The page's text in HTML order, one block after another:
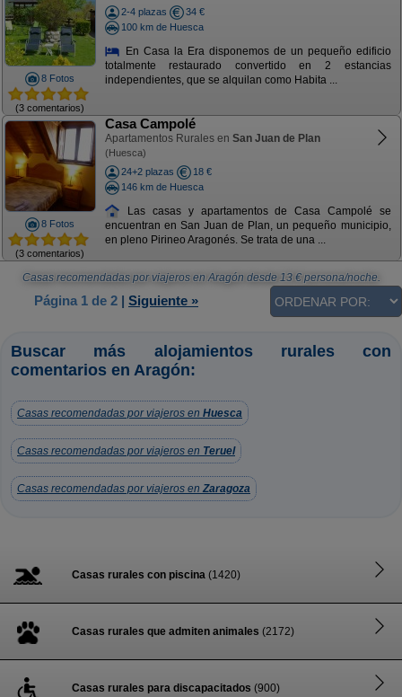
8 Fotos
(3 comentarios)
2-4 plazas
34 €
100 km de Huesca
En Casa la Era disponemos de un pequeño edificio
totalmente restaurado convertido en 2 estancias
independientes, que se alquilan como Habita ...
8 Fotos
(3 comentarios)
Casa Campolé
Apartamentos Rurales en San Juan de Plan
(Huesca)
24+2 plazas
18 €
146 km de Huesca
Las casas y apartamentos de Casa Campolé se
encuentran en San Juan de Plan, un pequeño municipio,
en pleno Pirineo Aragonés. Se trata de una ...
Casas recomendadas por viajeros en Aragón desde 13€ persona/noche.
Página 1 de 2 | Siguiente »
Buscar más alojamientos rurales con
comentarios en Aragón:
Casas recomendadas por viajeros en Huesca
Casas recomendadas por viajeros en Teruel
Casas recomendadas por viajeros en Zaragoza
Casas rurales con piscina (1420)
Casas rurales que admiten animales (2172)
Casas rurales para discapacitados (900)